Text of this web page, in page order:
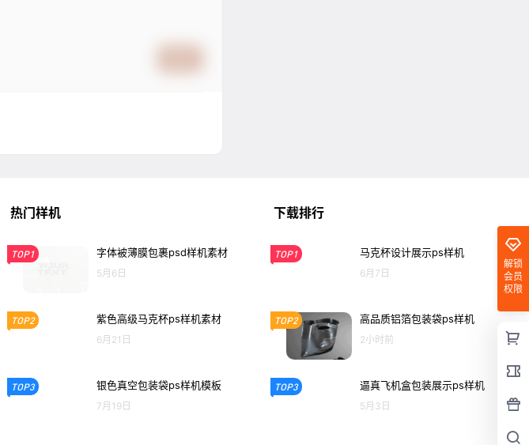
解锁
会员
权限
热门样机
TOP1 字体被薄膜包裹psd样机素材
5月6日
TOP2 紫色高级马克杯ps样机素材
6月21日
TOP3 银色真空包装袋ps样机模板
7月19日
下载排行
TOP1 马克杯设计展示ps样机
6月7日
TOP2 高品质铝箔包装袋ps样机
2小时前
TOP3 逼真飞机盒包装展示ps样机
5月3日